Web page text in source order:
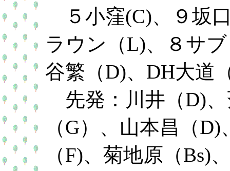
５小窪(C)、９坂
ラウン（L)、８サ
谷繁（D)、DH大道
先発：川井（D)
（G）、山本昌（
（F)、菊地原（Bs)